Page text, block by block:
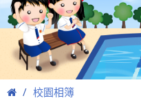
校園相簿